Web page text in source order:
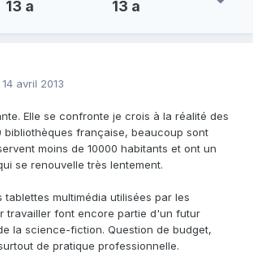
13 a 13 a
avril 2013
Elle se confronte je crois à la réalité des
bibliothèques française, beaucoup sont
moins de 10000 habitants et ont un
se renouvelle très lentement.
tablettes multimédia utilisées par les
travailler font encore partie d'un futur
la science-fiction. Question de budget,
de pratique professionnelle.